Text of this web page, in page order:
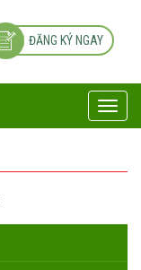
ĐĂNG KÝ NGAY
Toggle